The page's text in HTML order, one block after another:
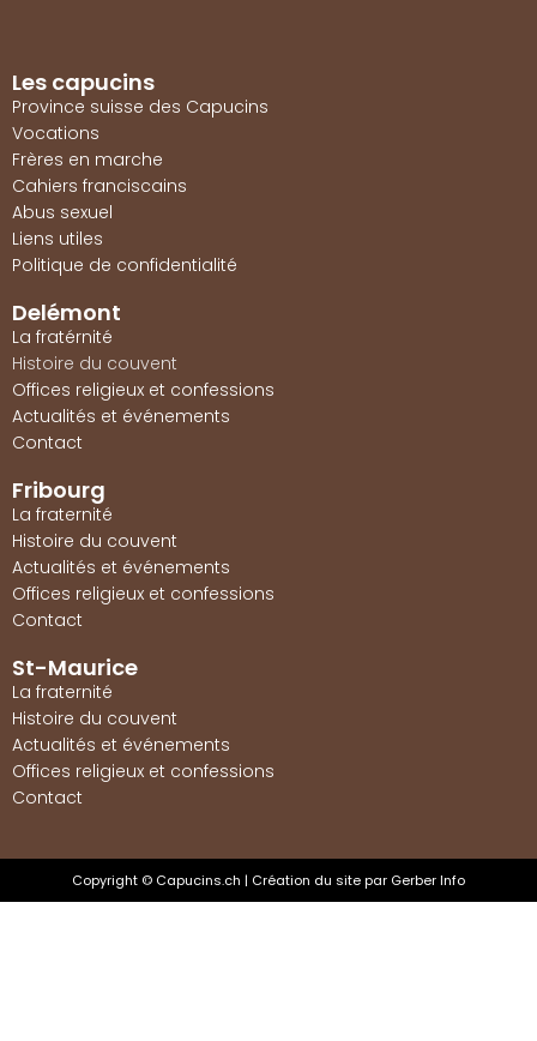
Les capucins
Province suisse des Capucins
Vocations
Frères en marche
Cahiers franciscains
Abus sexuel
Liens utiles
Politique de confidentialité
Delémont
La fratérnité
Histoire du couvent
Offices religieux et confessions
Actualités et événements
Contact
Fribourg
La fraternité
Histoire du couvent
Actualités et événements
Offices religieux et confessions
Contact
St-Maurice
La fraternité
Histoire du couvent
Actualités et événements
Offices religieux et confessions
Contact
Copyright © Capucins.ch | Création du site par Gerber Info